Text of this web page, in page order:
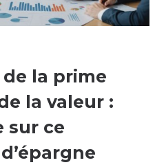
la prime
la valeur :
sur ce